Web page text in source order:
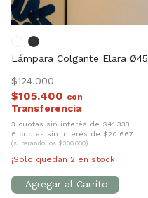
Lámpara Colgante Elara Ø45
$124.000
$105.400 con
3 cuotas sin interés de $41.333
6 cuotas sin interés de $20.667
(superando los $300.000)
¡Solo quedan 2 en stock!